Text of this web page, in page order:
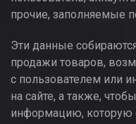
прочие, заполняемые
Эти данные
продажи товаров,
с пользователем или
на сайте, а также,
информацию, которую